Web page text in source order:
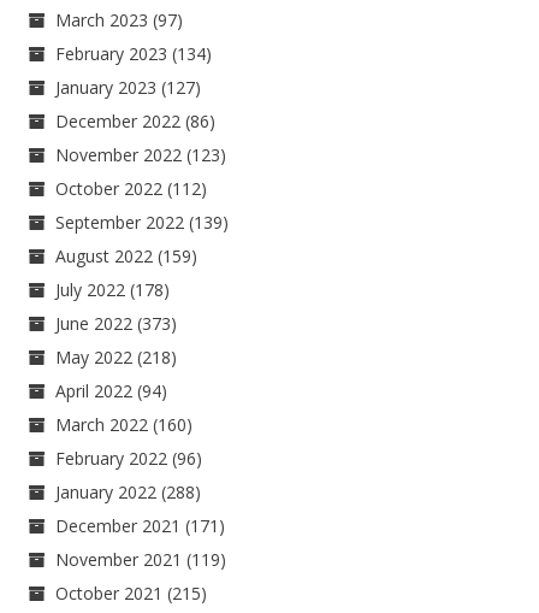
March 2023 (97)
February 2023 (134)
January 2023 (127)
December 2022 (86)
November 2022 (123)
October 2022 (112)
September 2022 (139)
August 2022 (159)
July 2022 (178)
June 2022 (373)
May 2022 (218)
April 2022 (94)
March 2022 (160)
February 2022 (96)
January 2022 (288)
December 2021 (171)
November 2021 (119)
October 2021 (215)